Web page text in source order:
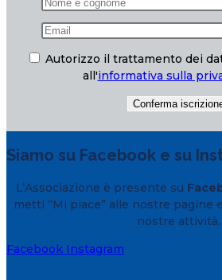
Autorizzo il trattamento dei
all'informativa sulla
Siamo su Facebook e su
L’Associazione è presente su
metti “Mi piace” alle nostre pagine
nostre attività.
Facebook Instagram